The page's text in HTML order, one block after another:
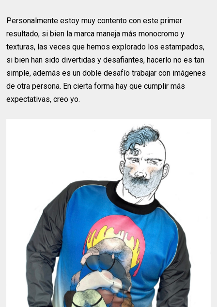
Personalmente estoy muy contento con este primer
resultado, si bien la marca maneja más monocromo y
texturas, las veces que hemos explorado los estampados,
si bien han sido divertidas y desafiantes, hacerlo no es tan
simple, además es un doble desafío trabajar con imágenes
de otra persona. En cierta forma hay que cumplir más
expectativas, creo yo.